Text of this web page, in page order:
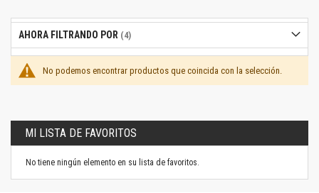
No podemos encontrar productos que coincida con la selección.
AHORA FILTRANDO POR
MI LISTA DE FAVORITOS
No tiene ningún elemento en su lista de favoritos.